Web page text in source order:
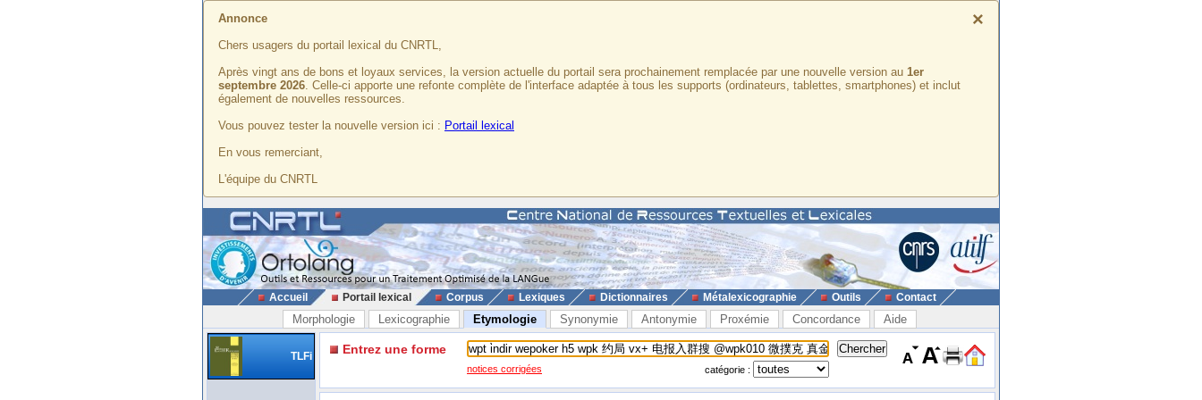
×
Annonce
Chers usagers du portail lexical du CNRTL,
Après vingt ans de bons et loyaux services, la version actuelle du portail sera prochainement remplacée par une nouvelle version au 1er
septembre 2026. Celle-ci apporte une refonte complète de l'interface adaptée à tous les supports (ordinateurs, tablettes, smartphones) et inclut
également de nouvelles ressources.
Vous pouvez tester la nouvelle version ici : Portail lexical
En vous remerciant,
L'équipe du CNRTL
Accueil Portail lexical Corpus Lexiques Dictionnaires Métalexicographie Outils Contact
Morphologie Lexicographie Etymologie Synonymie Antonymie Proxémie Concordance Aide
TLFi Entrez une forme
notices corrigées catégorie :